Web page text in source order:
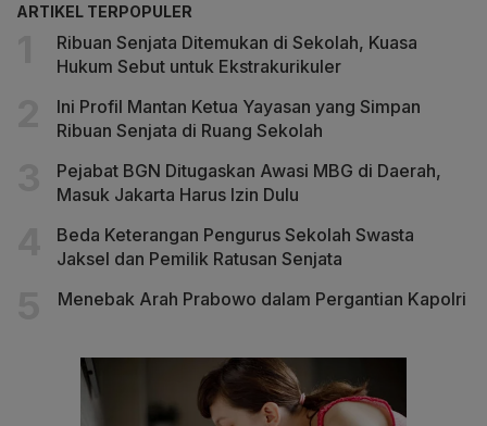
ARTIKEL TERPOPULER
Ribuan Senjata Ditemukan di Sekolah, Kuasa
Hukum Sebut untuk Ekstrakurikuler
Ini Profil Mantan Ketua Yayasan yang Simpan
Ribuan Senjata di Ruang Sekolah
Pejabat BGN Ditugaskan Awasi MBG di Daerah,
Masuk Jakarta Harus Izin Dulu
Beda Keterangan Pengurus Sekolah Swasta
Jaksel dan Pemilik Ratusan Senjata
Menebak Arah Prabowo dalam Pergantian Kapolri